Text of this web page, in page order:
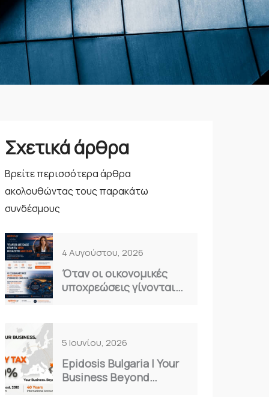
Σχετικά άρθρα
Βρείτε περισσότερα άρθρα
ακολουθώντας τους παρακάτω
συνδέσμους
4 Αυγούστου, 2026
Όταν οι οικονομικές
υποχρεώσεις γίνονται
5 Ιουνίου, 2026
Epidosis Bulgaria | Your
Business Beyond